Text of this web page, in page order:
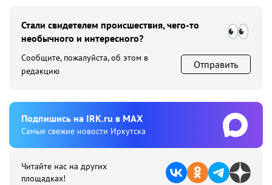
Стали свидетелем происшествия, чего-то
необычного и интересного?
Сообщите, пожалуйста, об этом в
редакцию
Отправить
Подпишиcь на IRK.ru в MAX
Cамые свежие новости Иркутска
Читайте нас на других
площадках!